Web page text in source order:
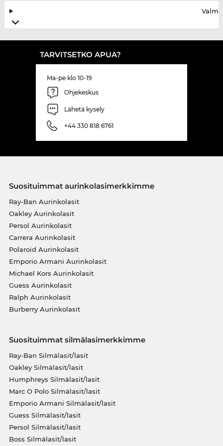
TARVITSETKO APUA?
Ma-pe klo 10-19
Ohjekeskus
Lähetä kysely
+44 330 818 6761
Suosituimmat aurinkolasimerkkimme
Ray-Ban Aurinkolasit
Oakley Aurinkolasit
Persol Aurinkolasit
Carrera Aurinkolasit
Polaroid Aurinkolasit
Emporio Armani Aurinkolasit
Michael Kors Aurinkolasit
Guess Aurinkolasit
Ralph Aurinkolasit
Burberry Aurinkolasit
Suosituimmat silmälasimerkkimme
Ray-Ban Silmälasit/lasit
Oakley Silmälasit/lasit
Humphreys Silmälasit/lasit
Marc O Polo Silmälasit/lasit
Emporio Armani Silmälasit/lasit
Guess Silmälasit/lasit
Persol Silmälasit/lasit
Boss Silmälasit/lasit